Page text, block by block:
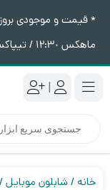
* قیمت و موجودی
ماهکس ١٢:٣٠ / تیپاکس ١۴:٠٠
|
محصولات
خانه شابلون موبایل